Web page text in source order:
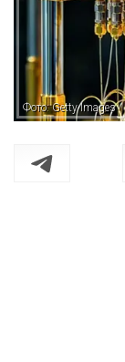
Фото: Getty Images